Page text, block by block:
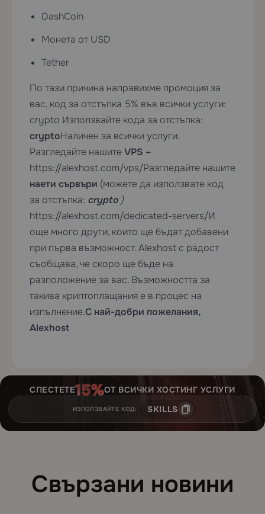
DashCoin
Монета от USD
Tether
По тази причина направихме промоция за
вас, код за отстъпка 5% във всички услуги:
crypto Използвайте кода за отстъпка:
cryptoНаличен за всички услуги.
Разгледайте нашитеVPS –
https://alexhost.com/vps/Разгледайте нашите
наети сървъри (можете да използвате код
за отстъпка: crypto )
https://alexhost.com/dedicated-servers/И
още много други, които ще бъдат добавени
при първа възможност. Alexhost с радост
съобщава, че скоро ще бъде на
разположение за вас. Възможността за
такива криптоплащания е в процес на
изпълнение.С най-добри пожелания,
Alexhost
СПЕСТЕТЕ ОТ ВСИЧКИ ХОСТИНГ УСЛУГИ
ИЗПОЛЗВАЙТЕ КОД: SKILLS
Свързани новини